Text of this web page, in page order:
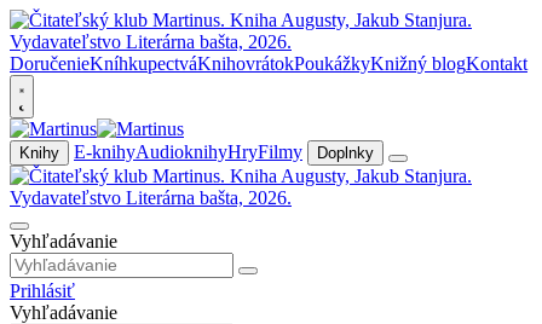
DoručenieKníhkupectváKnihovrátokPoukážkyKnižný blogKontakt
Knihy E-knihyAudioknihyHryFilmy Doplnky
Vyhľadávanie
Prihlásiť
Vyhľadávanie